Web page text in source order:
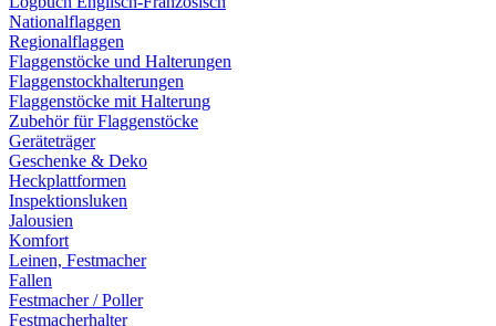
Nationalflaggen
Regionalflaggen
Flaggenstöcke und Halterungen
Flaggenstockhalterungen
Flaggenstöcke mit Halterung
Zubehör für Flaggenstöcke
Geräteträger
Geschenke & Deko
Heckplattformen
Inspektionsluken
Jalousien
Komfort
Leinen, Festmacher
Fallen
Festmacher / Poller
Festmacherhalter